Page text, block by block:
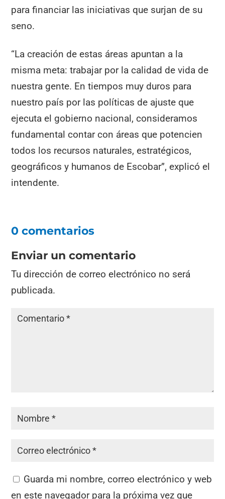
para financiar las iniciativas que surjan de su
seno.
“La creación de estas áreas apuntan a la
misma meta: trabajar por la calidad de vida de
nuestra gente. En tiempos muy duros para
nuestro país por las políticas de ajuste que
ejecuta el gobierno nacional, consideramos
fundamental contar con áreas que potencien
todos los recursos naturales, estratégicos,
geográficos y humanos de Escobar”, explicó el
intendente.
0 comentarios
Enviar un comentario
Tu dirección de correo electrónico no será
publicada.
Guarda mi nombre, correo electrónico y web
en este navegador para la próxima vez que